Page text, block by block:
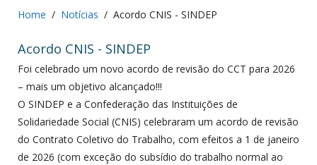
Home Notícias Acordo CNIS - SINDEP
Acordo CNIS - SINDEP
Foi celebrado um novo acordo de revisão do CCT para 2026
– mais um objetivo alcançado!!!
O SINDEP e a Confederação das Instituições de
Solidariedade Social (CNIS) celebraram um acordo de revisão
do Contrato Coletivo do Trabalho, com efeitos a 1 de janeiro
de 2026 (com exceção do subsídio do trabalho normal ao